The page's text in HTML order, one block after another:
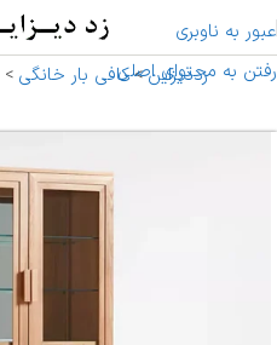
عبور به ناوبری
رفتن به محتوای اصلی
زددیزاین>کافی بار خانگی >